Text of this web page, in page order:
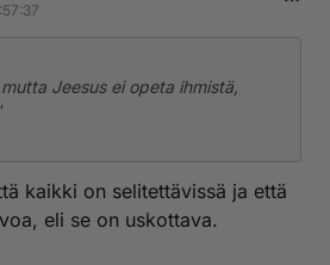
Jeesus ei opeta ihmistä,
asian ymmärtää, sen voi kertoa
toiselle. Eli aloittajan ei kannata
tietoa, kun tiedonvälitys on noin
kaikki on selitettävissä ja että
eli se on uskottava.